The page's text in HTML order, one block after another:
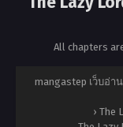
All chapters
mangastep เว็บอ่
› The